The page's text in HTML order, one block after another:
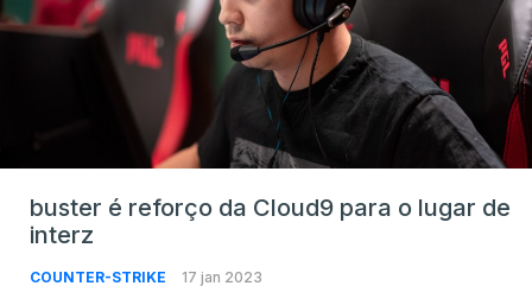
buster é reforço da Cloud9 para o lugar de
interz
COUNTER-STRIKE 17 jan 2023